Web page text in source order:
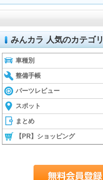
みんカラ 人気のカテゴリ
車種別
整備手帳
パーツレビュー
スポット
まとめ
【PR】ショッピング